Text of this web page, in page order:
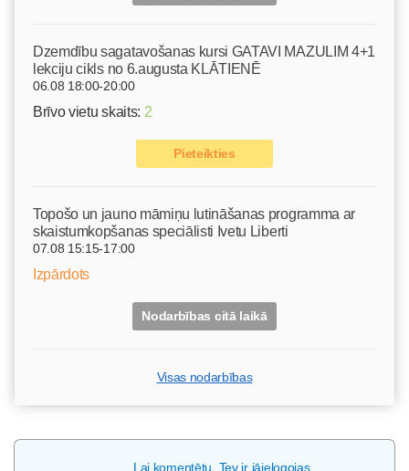
Dzemdību sagatavošanas kursi GATAVI MAZULIM 4+1
lekciju cikls no 6.augusta KLĀTIENĒ
06.08 18:00-20:00
Brīvo vietu skaits: 2
Pieteikties
Topošo un jauno māmiņu lutināšanas programma ar
skaistumkopšanas speciālisti Ivetu Liberti
07.08 15:15-17:00
Izpārdots
Nodarbības citā laikā
Visas nodarbības
Lai komentētu, Tev ir jāielogojas